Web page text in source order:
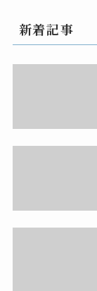
新着記事